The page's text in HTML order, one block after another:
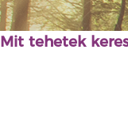
Mit tehetek